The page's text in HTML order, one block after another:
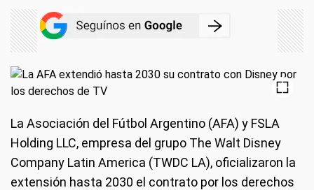
La Asociación del Fútbol Argentino (AFA) y FSLA
Holding LLC, empresa del grupo The Walt Disney
Company Latin America (TWDC LA), oficializaron la
extensión hasta 2030 el contrato por los derechos